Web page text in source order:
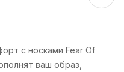
с носками Fear Of
ваш образ,